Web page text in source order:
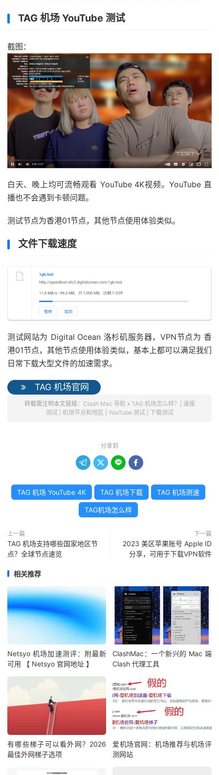
TAG 机场 YouTube 测试
截图：
白天、晚上均可流畅观看 YouTube 4K视频。YouTube 直
播也不会遇到卡顿问题。
测试节点为香港01节点，其他节点使用体验类似。
文件下载速度
测试网站为 Digital Ocean 洛杉矶服务器，VPN节点为 香
港01节点，其他节点使用体验类似，基本上都可以满足我们
日常下载大型文件的加速需求。
TAG 机场官网
转载需注明本文链接： Clash Mac 导航» TAG 机场怎么样？| 速度
测试 | 机场节点和地区 | YouTube 测试 | 下载测试
分享到
   
TAG 机场 YouTube 4K TAG 机场下载 TAG 机场测速
TAG机场怎么样
上一篇
TAG 机场支持哪些国家地区节
点？全球节点速览
下一篇
2023 美区苹果账号 Apple ID
分享，可用于下载VPN软件
相关推荐
Netsyo 机场加速测评：附最新
可用 【 Netsyo 官网地址 】
ClashMac：一个新兴的 Mac 端
Clash 代理工具
有哪些梯子可以看外网？2026
最佳外网梯子选项
爱机场官网：机场推荐与机场评
测网站